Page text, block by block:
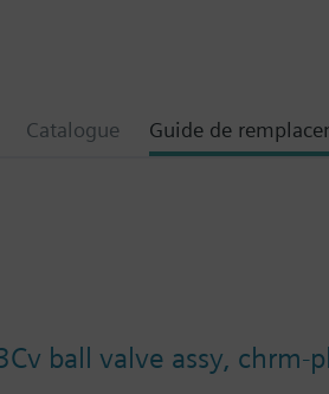
Catalogue Guide de
ball valve assy, chrm-